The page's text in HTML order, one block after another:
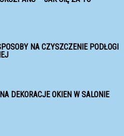
NA CZYSZCZENIE PODŁOGI
DEKORACJE OKIEN W SALONIE